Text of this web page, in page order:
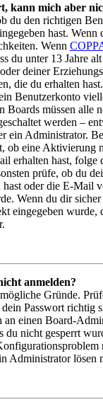
kann mich aber
du den richtigen
hast. Wenn
Wenn
du unter 13 Jahre
deiner
die du erhalten
Benutzerkonto
Boards müssen alle
werden –
ein Administrator.
ob eine Aktivierung
erhalten hast, folge
prüfe, ob du
hast oder die E-Mail
Wenn du dir sicher
eingegeben wurde,
anmelden?
Gründe.
Passwort richtig
an einen Board-
du nicht gesperrt
Administrator lösen